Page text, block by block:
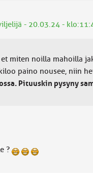
- 20.03.24 -
miten noilla mahoilla
paino nousee, niin
Pituuskin pysyny
?